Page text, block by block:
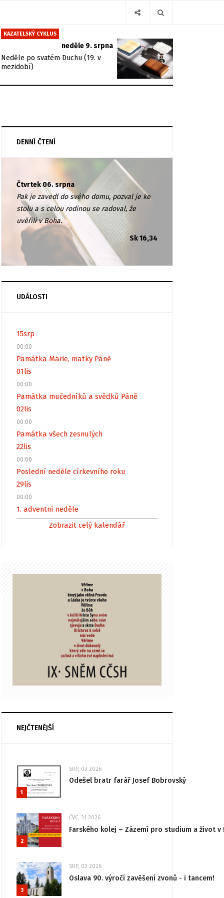
KAZATELSKÝ CYKLUS
neděle 9. srpna
Neděle po svatém Duchu (19. v
mezidobí)
DENNÍ ČTENÍ
Čtvrtek 06. srpna
Pak je zavedl do svého domu, pozval je ke
stolu a s celou rodinou se radoval, že
uvěřili v Boha.
Sk 16,34
UDÁLOSTI
15srp
00:00
Památka Marie, matky Páně
01lis
00:00
Památka mučedníků a svědků Páně
02lis
00:00
Památka všech zesnulých
22lis
00:00
Poslední neděle církevního roku
29lis
00:00
1. adventní neděle
Zobrazit celý kalendář
NEJČTENĚJŠÍ
1
SRP, 03 2026
Odešel bratr farář Josef Bobrovský
2
ČVC, 31 2026
Farského kolej – Zázemí pro studium a život v
3
SRP, 03 2026
Oslava 90. výročí zavěšení zvonů - i tancem!